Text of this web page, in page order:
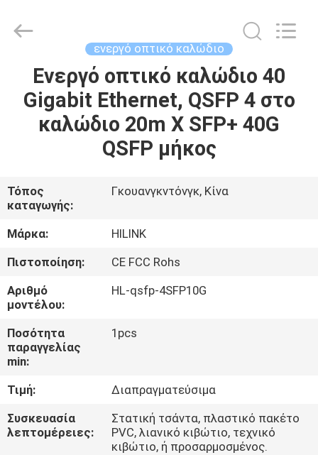
ΣΠΊΤΙ
ΠΡΟΪΌΝΤΑ
ΜΕ
ΕΜΆΣ
ΕΠΙΣΚΕΨΉ
ΕΡΓΟΣΤΑΣΊΟΥ
ΈΛΕΓΧΟΣ
ΠΟΙΌΤΗΤΑΣ
ΕΠΙΚΟΙΝΩΝΉΣΤΕ
ΜΑΖΊ
Technology
Co.,Ltd..
ενεργό οπτικό καλώδιο
Ενεργό οπτικό καλώδιο 40
Gigabit Ethernet, QSFP 4 στο
καλώδιο 20m Χ SFP+ 40G
QSFP μήκος
Τόπος
καταγωγής:
Γκουανγκντόνγκ, Κίνα
Μάρκα:
HILINK
Πιστοποίηση:
CE FCC Rohs
Αριθμό
μοντέλου:
HL-qsfp-4SFP10G
Ποσότητα
παραγγελίας
min:
1pcs
Τιμή:
Διαπραγματεύσιμα
Συσκευασία
λεπτομέρειες:
Στατική τσάντα, πλαστικό πακέτο
PVC, λιανικό κιβώτιο, τεχνικό
κιβώτιο, ή προσαρμοσμένος.